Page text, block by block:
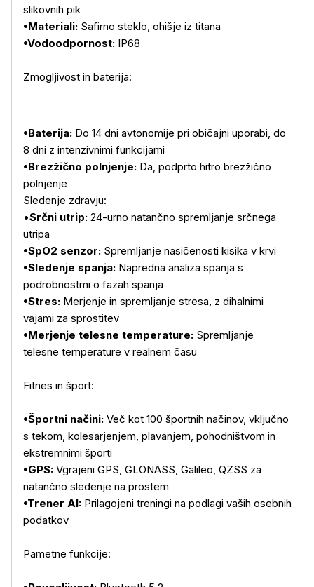
Več o izdelku
slikovnih pik
•Materiali: Safirno steklo, ohišje iz titana
•Vodoodpornost: IP68
Zmogljivost in baterija:
•Baterija: Do 14 dni avtonomije pri običajni uporabi, do
8 dni z intenzivnimi funkcijami
•Brezžično polnjenje: Da, podprto hitro brezžično
polnjenje
Sledenje zdravju:
•Srčni utrip: 24-urno natančno spremljanje srčnega
utripa
•SpO2 senzor: Spremljanje nasičenosti kisika v krvi
•Sledenje spanja: Napredna analiza spanja s
podrobnostmi o fazah spanja
•Stres: Merjenje in spremljanje stresa, z dihalnimi
vajami za sprostitev
•Merjenje telesne temperature: Spremljanje
telesne temperature v realnem času
Fitnes in šport:
•Športni načini: Več kot 100 športnih načinov, vključno
s tekom, kolesarjenjem, plavanjem, pohodništvom in
ekstremnimi športi
•GPS: Vgrajeni GPS, GLONASS, Galileo, QZSS za
natančno sledenje na prostem
•Trener AI: Prilagojeni treningi na podlagi vaših osebnih
podatkov
Pametne funkcije: